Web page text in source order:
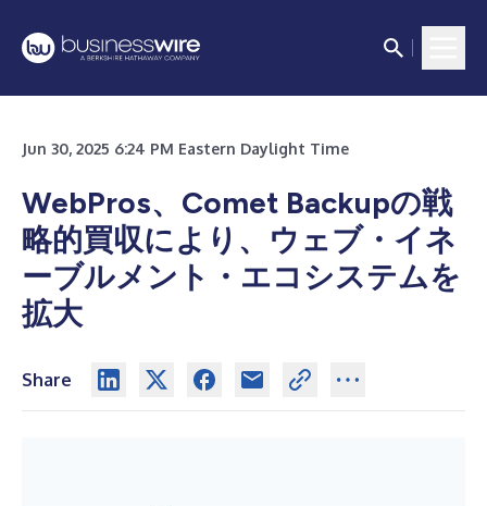
Jun 30, 2025 6:24 PM Eastern Daylight Time
WebPros、Comet Backupの戦
略的買収により、ウェブ・イネ
ーブルメント・エコシステムを
拡大
Share